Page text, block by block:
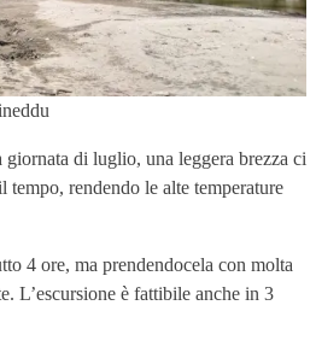
giornata di luglio, una leggera brezza ci
tempo, rendendo le alte temperature
4 ore, ma prendendocela con molta
L’escursione è fattibile anche in 3